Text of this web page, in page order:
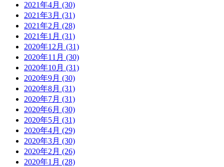
2021年4月 (30)
2021年3月 (31)
2021年2月 (28)
2021年1月 (31)
2020年12月 (31)
2020年11月 (30)
2020年10月 (31)
2020年9月 (30)
2020年8月 (31)
2020年7月 (31)
2020年6月 (30)
2020年5月 (31)
2020年4月 (29)
2020年3月 (30)
2020年2月 (26)
2020年1月 (28)